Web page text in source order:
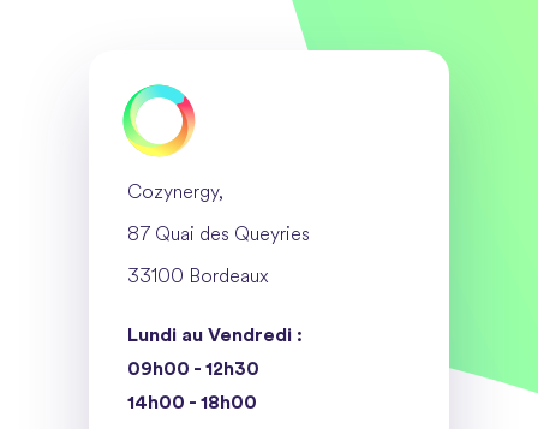
Cozynergy,
87 Quai des Queyries
33100 Bordeaux
Lundi au Vendredi :
09h00 - 12h30
14h00 - 18h00